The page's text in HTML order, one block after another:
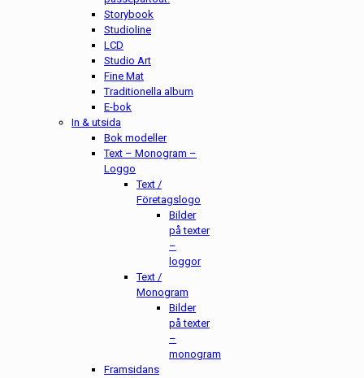
Storybook
Studioline
LCD
Studio Art
Fine Mat
Traditionella album
E-bok
In & utsida
Bok modeller
Text – Monogram –
Loggo
Text /
Företagslogo
Bilder
på texter
–
loggor
Text /
Monogram
Bilder
på texter
–
monogram
Framsidans